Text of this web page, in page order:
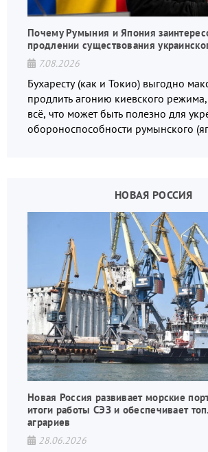
Почему Румыния и Япония
продлении существования
7.08.2026
Бухаресту (как и Токио) выгодно
продлить агонию киевского
всё, что может быть полезно для
обороноспособности румынского
НОВАЯ РОССИЯ
Новая Россия развивает морские
итоги работы СЭЗ и обеспечивает
аграриев
28.06.2026